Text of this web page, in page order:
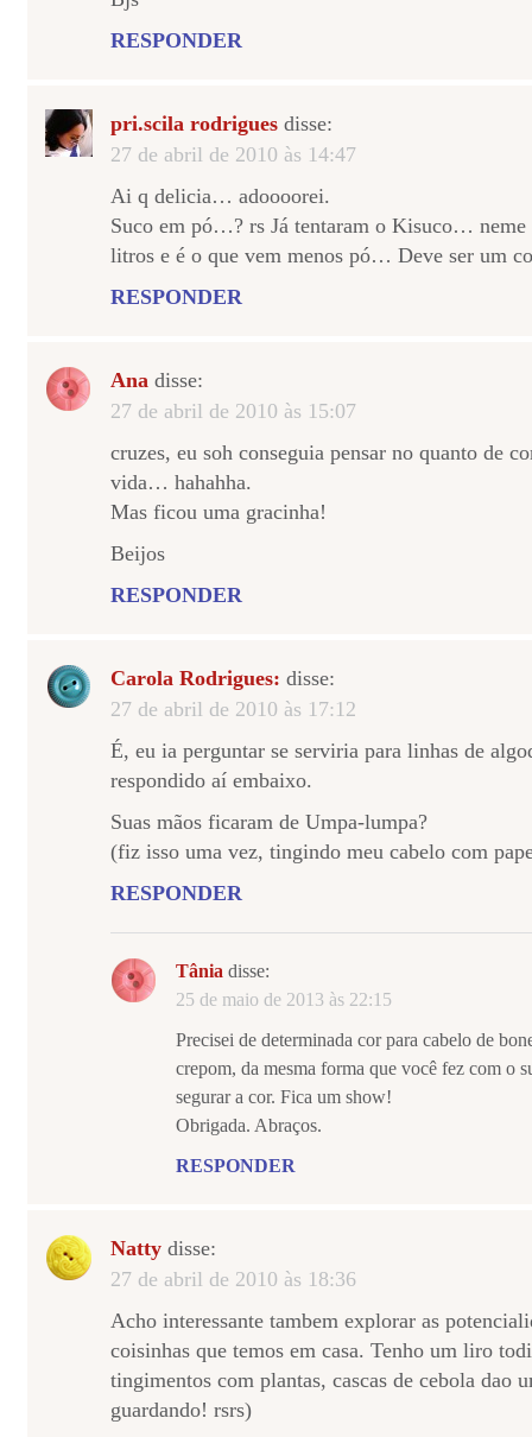
RESPONDER
pri.scila rodrigues disse:
27 de abril de 2010 às 14:47
Ai q delicia… adoooorei.
Suco em pó…? rs Já tentaram o Kisuco… neme
litros e é o que vem menos pó… Deve ser um
RESPONDER
Ana disse:
27 de abril de 2010 às 15:07
cruzes, eu soh conseguia pensar no quanto de
vida… hahahha.
Mas ficou uma gracinha!
Beijos
RESPONDER
Carola Rodrigues: disse:
27 de abril de 2010 às 17:12
É, eu ia perguntar se serviria para linhas de
respondido aí embaixo.
Suas mãos ficaram de Umpa-lumpa?
(fiz isso uma vez, tingindo meu cabelo com
RESPONDER
Tânia disse:
25 de maio de 2013 às 22:15
Precisei de determinada cor para cabelo de
crepom, da mesma forma que você fez com o
segurar a cor. Fica um show!
Obrigada. Abraços.
RESPONDER
Natty disse:
27 de abril de 2010 às 18:36
Acho interessante tambem explorar as
coisinhas que temos em casa. Tenho um liro
tingimentos com plantas, cascas de cebola dao
guardando! rsrs)